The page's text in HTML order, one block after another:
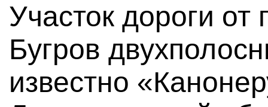
Участок дороги от
Бугров
известно